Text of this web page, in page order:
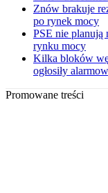
Znów brakuje
po rynek mocy
PSE nie planują
rynku mocy
Kilka bloków
ogłosiły
Promowane treści